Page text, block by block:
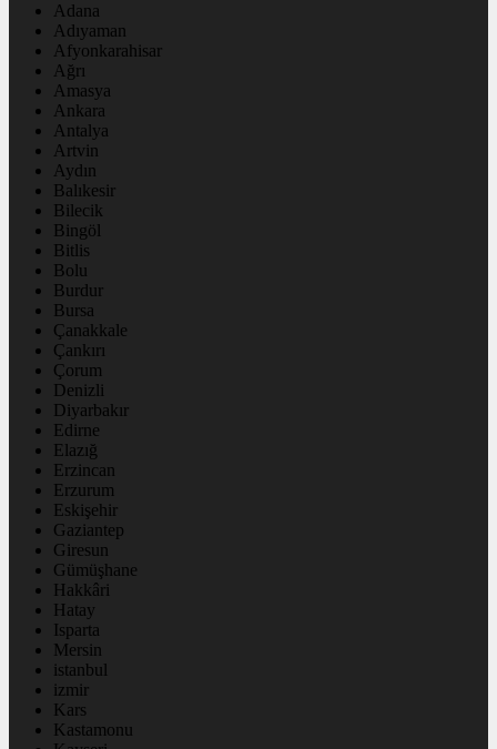
Adana
Adıyaman
Afyonkarahisar
Ağrı
Amasya
Ankara
Antalya
Artvin
Aydın
Balıkesir
Bilecik
Bingöl
Bitlis
Bolu
Burdur
Bursa
Çanakkale
Çankırı
Çorum
Denizli
Diyarbakır
Edirne
Elazığ
Erzincan
Erzurum
Eskişehir
Gaziantep
Giresun
Gümüşhane
Hakkâri
Hatay
Isparta
Mersin
istanbul
izmir
Kars
Kastamonu